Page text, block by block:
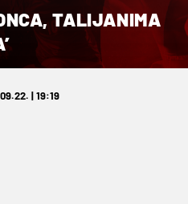
TALIJANIMA
| 19:19